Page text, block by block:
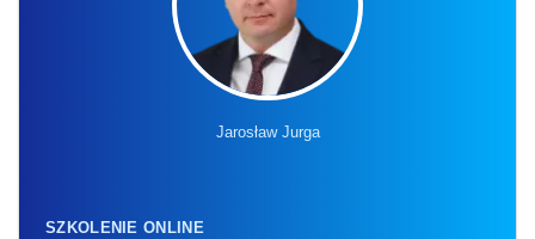
Jarosław Jurga
SZKOLENIE ONLINE